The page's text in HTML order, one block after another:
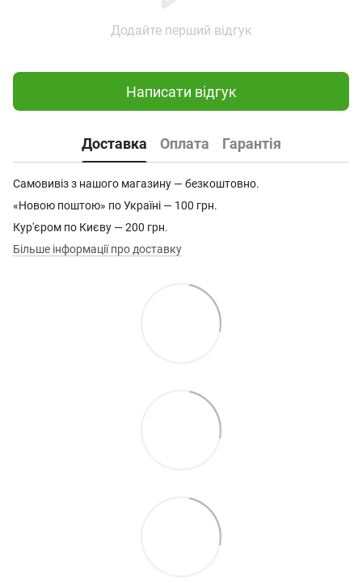
Додайте перший відгук
Написати відгук
Доставка Оплата Гарантія
Самовивіз з нашого магазину — безкоштовно.
«Новою поштою» по Україні — 100 грн.
Кур'єром по Києву — 200 грн.
Більше інформації про доставку